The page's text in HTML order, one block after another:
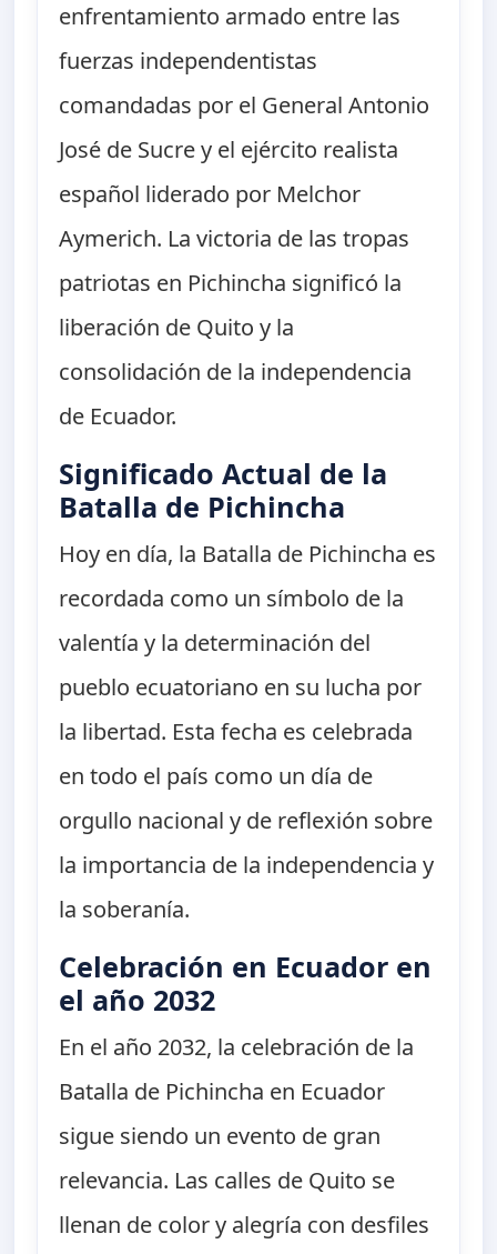
enfrentamiento armado entre las
fuerzas independentistas
comandadas por el General Antonio
José de Sucre y el ejército realista
español liderado por Melchor
Aymerich. La victoria de las tropas
patriotas en Pichincha significó la
liberación de Quito y la
consolidación de la independencia
de Ecuador.
Significado Actual de la
Batalla de Pichincha
Hoy en día, la Batalla de Pichincha es
recordada como un símbolo de la
valentía y la determinación del
pueblo ecuatoriano en su lucha por
la libertad. Esta fecha es celebrada
en todo el país como un día de
orgullo nacional y de reflexión sobre
la importancia de la independencia y
la soberanía.
Celebración en Ecuador en
el año 2032
En el año 2032, la celebración de la
Batalla de Pichincha en Ecuador
sigue siendo un evento de gran
relevancia. Las calles de Quito se
llenan de color y alegría con desfiles